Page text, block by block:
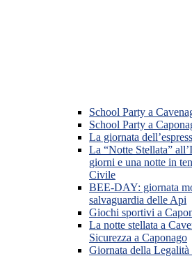
School Party a
School Party a
La giornata
La “Notte Stellata”
giorni e una notte in
Civile
BEE-DAY: giornata
salvaguardia delle Api
Giochi sportivi a
La notte stellata a
Sicurezza a Caponago
Giornata della Legalità